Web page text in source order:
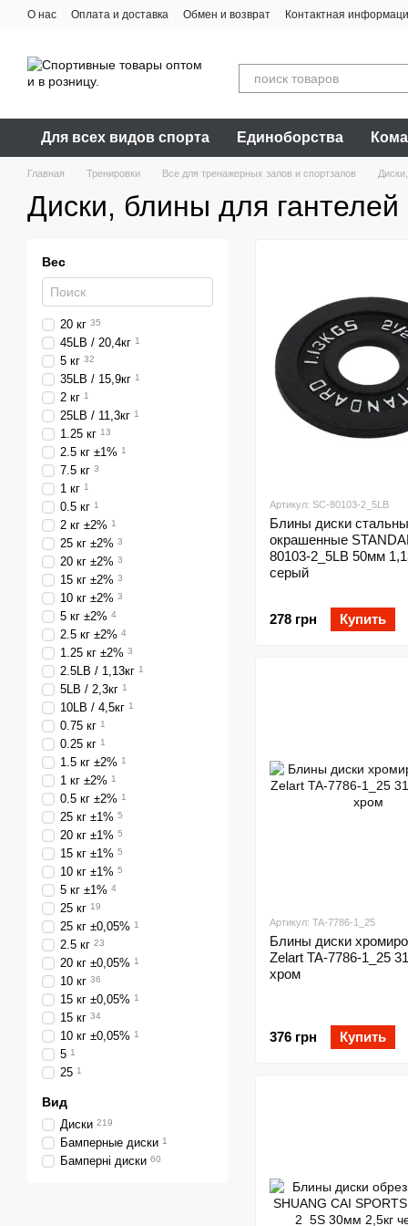
Перейти к основному контенту
О нас Оплата и доставка Обмен и возврат Контактная
Для всех видов спорта Единоборства
Главная Тренировки Все для тренажерных залов и спортзалов
Диски, блины для гантелей
Артикул: SC-80103-2_5LB
Блины диски
окрашенные
80103-2_5LB 50мм
серый
278 грн Купить
Артикул: TA-7786-1_25
Блины диски
Zelart TA-7786-1_25
хром
376 грн Купить
Вес
20 кг 35
45LB / 20,4кг 1
5 кг 32
35LB / 15,9кг 1
2 кг 1
25LB / 11,3кг 1
1.25 кг 13
2.5 кг ±1% 1
7.5 кг 3
1 кг 1
0.5 кг 1
2 кг ±2% 1
25 кг ±2% 3
20 кг ±2% 3
15 кг ±2% 3
10 кг ±2% 3
5 кг ±2% 4
2.5 кг ±2% 4
1.25 кг ±2% 3
2.5LB / 1,13кг 1
5LB / 2,3кг 1
10LB / 4,5кг 1
0.75 кг 1
0.25 кг 1
1.5 кг ±2% 1
1 кг ±2% 1
0.5 кг ±2% 1
25 кг ±1% 5
20 кг ±1% 5
15 кг ±1% 5
10 кг ±1% 5
5 кг ±1% 4
25 кг 19
25 кг ±0,05% 1
2.5 кг 23
20 кг ±0,05% 1
10 кг 36
15 кг ±0,05% 1
15 кг 34
10 кг ±0,05% 1
5 1
25 1
Вид
Диски 219
Бамперные диски 1
Бамперні диски 60